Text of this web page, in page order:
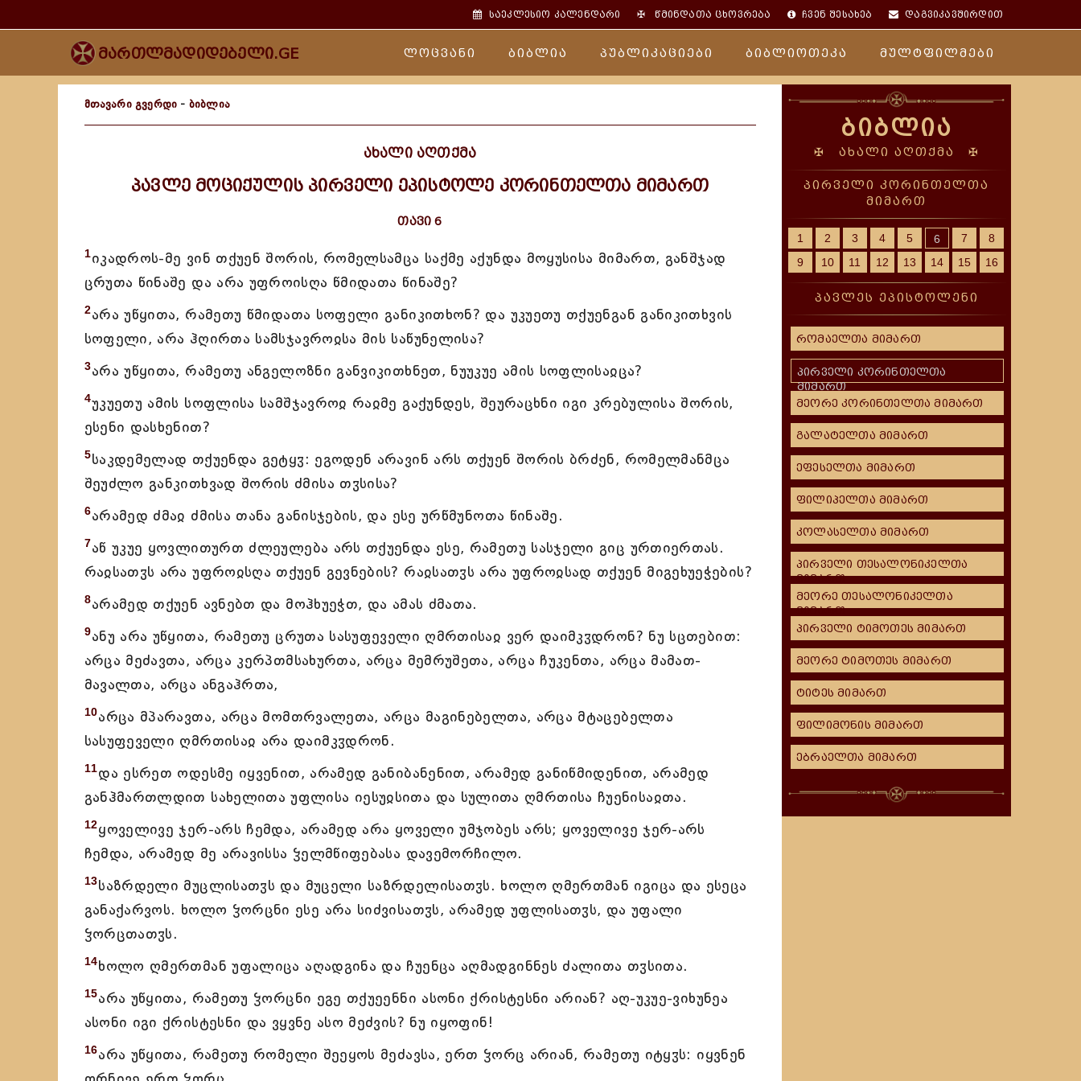
საეკლესიო კალენდარი ✠წმინდათა ცხოვრება ჩვენ შესახებ დაგვიკავშირდით
მართლმადიდებელი.GE ლოცვანი ბიბლია პუბლიკაციები ბიბლიოთეკა მულტფილმები
მთავარი გვერდი - ბიბლია
ახალი აღთქმა
პავლე მოციქულის პირველი ეპისტოლე კორინთელთა მიმართ
თავი 6
1იკადროს-მე ვინ თქუენ შორის, რომელსამცა საქმე აქუნდა მოყუსისა მიმართ, განშჯად
ცრუთა წინაშე და არა უფროისღა წმიდათა წინაშე?
2არა უწყითა, რამეთუ წმიდათა სოფელი განიკითხონ? და უკუეთუ თქუენგან განიკითხვის
სოფელი, არა ჰღირთა სამსჯავროჲსა მის საწუნელისა?
3არა უწყითა, რამეთუ ანგელოზნი განვიკითხნეთ, ნუუკუე ამის სოფლისაჲცა?
4უკუეთუ ამის სოფლისა სამშჯავროჲ რაჲმე გაქუნდეს, შეურაცხნი იგი კრებულისა შორის,
ესენი დასხენით?
5საკდემელად თქუენდა გეტყჳ: ეგოდენ არავინ არს თქუენ შორის ბრძენ, რომელმანმცა
შეუძლო განკითხვად შორის ძმისა თჳსისა?
6არამედ ძმაჲ ძმისა თანა განისჯების, და ესე ურწმუნოთა წინაშე.
7აწ უკუე ყოვლითურთ ძლეულება არს თქუენდა ესე, რამეთუ სასჯელი გიც ურთიერთას.
რაჲსათჳს არა უფროჲსღა თქუენ გევნების? რაჲსათჳს არა უფროჲსად თქუენ მიგეხუეჭების?
8არამედ თქუენ ავნებთ და მოჰხუეჭთ, და ამას ძმათა.
9ანუ არა უწყითა, რამეთუ ცრუთა სასუფეველი ღმრთისაჲ ვერ დაიმკჳდრონ? ნუ სცთებით:
არცა მეძავთა, არცა კერპთმსახურთა, არცა მემრუშეთა, არცა ჩუკენთა, არცა მამათ-
მავალთა, არცა ანგაჰრთა,
10არცა მპარავთა, არცა მომთრვალეთა, არცა მაგინებელთა, არცა მტაცებელთა
სასუფეველი ღმრთისაჲ არა დაიმკჳდრონ.
11და ესრეთ ოდესმე იყვენით, არამედ განიბანენით, არამედ განიწმიდენით, არამედ
განჰმართლდით სახელითა უფლისა იესუჲსითა და სულითა ღმრთისა ჩუენისაჲთა.
12ყოველივე ჯერ-არს ჩემდა, არამედ არა ყოველი უმჯობეს არს; ყოველივე ჯერ-არს
ჩემდა, არამედ მე არავისსა ჴელმწიფებასა დავემორჩილო.
13საზრდელი მუცლისათჳს და მუცელი საზრდელისათჳს. ხოლო ღმერთმან იგიცა და ესეცა
განაქარვოს. ხოლო ჴორცნი ესე არა სიძვისათჳს, არამედ უფლისათჳს, და უფალი
ჴორცთათჳს.
14ხოლო ღმერთმან უფალიცა აღადგინა და ჩუენცა აღმადგინნეს ძალითა თჳსითა.
15არა უწყითა, რამეთუ ჴორცნი ეგე თქუეენნი ასონი ქრისტესნი არიან? აღ-უკუე-ვიხუნეა
ასონი იგი ქრისტესნი და ვყვნე ასო მეძვის? ნუ იყოფინ!
16არა უწყითა, რამეთუ რომელი შეეყოს მეძავსა, ერთ ჴორც არიან, რამეთუ იტყჳს: იყვნენ
ბიბლია
✠ ახალი აღთქმა ✠
პირველი კორინთელთა
მიმართ
1 2 3 4 5 6 7
8
9
10 11 12 13 14 15 16
პავლეს ეპისტოლენი
რომაელთა მიმართ
პირველი კორინთელთა
მიმართ
მეორე კორინთელთა მიმართ
გალატელთა მიმართ
ეფესელთა მიმართ
ფილიპელთა მიმართ
კოლასელთა მიმართ
პირველი თესალონიკელთა
მიმართ
მეორე თესალონიკელთა
მიმართ
პირველი ტიმოთეს მიმართ
მეორე ტიმოთეს მიმართ
ტიტეს მიმართ
ფილიმონის მიმართ
ებრაელთა მიმართ